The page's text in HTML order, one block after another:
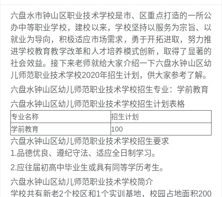
六盘水市钟山区职业技术学校是市、区重点打造的一所公
办中等职业学校，建校以来，学校坚持以服务为宗旨、以
就业为导向，积极适应市场需求，勇于开拓进取，努力推
进学校教育教学改革和人才培养模式创新，取得了显著的
社会效益。接下来老师就给大家介绍一下六盘水钟山区幼
儿师范职业技术学校2020年招生计划，供大家参考了解。
六盘水钟山区幼儿师范职业技术学校招生专业：学前教育
六盘水钟山区幼儿师范职业技术学校招生计划表格
专业名称
招生计划
学前教育
100
六盘水钟山区幼儿师范职业技术学校招生要求
1.品德优良、遵纪守法、适应全日制学习。
2.应往届初高中毕业生或具有同等学历考生。
六盘水钟山区幼儿师范职业技术学校简介
学校共有新老2个校区和1个实训基地，校园占地面积200